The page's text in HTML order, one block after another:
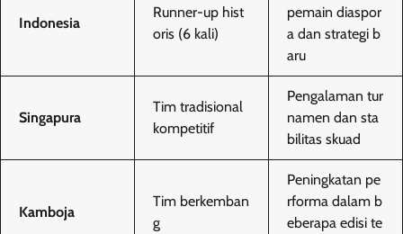
Indonesia
Runner-up hist
oris (6 kali)
pemain diaspor
a dan strategi b
aru
Singapura
Tim tradisional
kompetitif
Pengalaman tur
namen dan sta
bilitas skuad
Kamboja
Tim berkemban
g
Peningkatan pe
rforma dalam b
eberapa edisi te